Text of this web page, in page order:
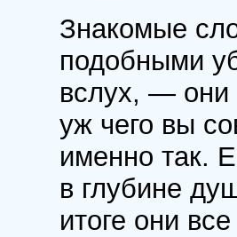
Знакомые
подобными
вслух, — они
уж чего вы
именно так.
в глубине
итоге они